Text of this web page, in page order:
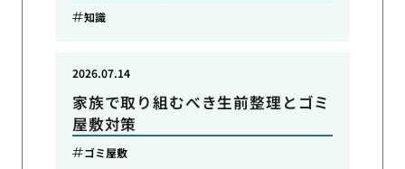
知識
家族で取り組むべき生前整理とゴミ
屋敷対策
2026.07.14
ゴミ屋敷